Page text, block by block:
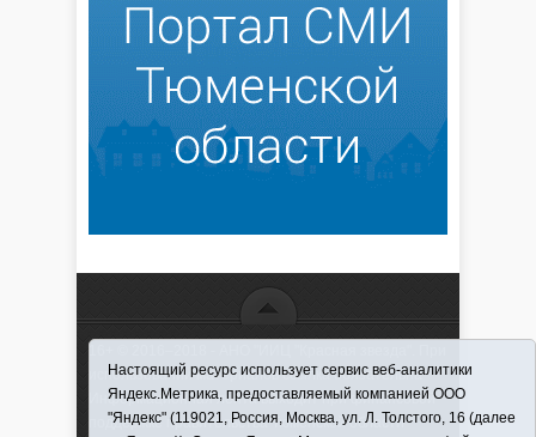
использовании материалов ссылка обязательна
Информационная лента выходит при финансовой
поддержке правительства Тюменской области
Настоящий ресурс использует сервис веб-аналитики
Яндекс.Метрика, предоставляемый компанией ООО
"Яндекс" (119021, Россия, Москва, ул. Л. Толстого, 16 (далее